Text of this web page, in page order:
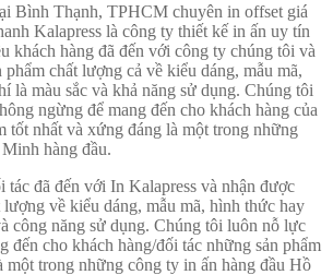
Bình Thạnh, TPHCM chuyên in offset giá
Kalapress là công ty thiết kế in ấn uy tín
khách hàng đã đến với công ty chúng tôi và
chất lượng cả về kiểu dáng, mẫu mã,
là màu sắc và khả năng sử dụng. Chúng tôi
ngừng để mang đến cho khách hàng của
tốt nhất và xứng đáng là một trong những
hàng đầu.
tác đã đến với In Kalapress và nhận được
lượng về kiểu dáng, mẫu mã, hình thức hay
công năng sử dụng. Chúng tôi luôn nỗ lực
đến cho khách hàng/đối tác những sản phẩm
một trong những công ty in ấn hàng đầu Hồ